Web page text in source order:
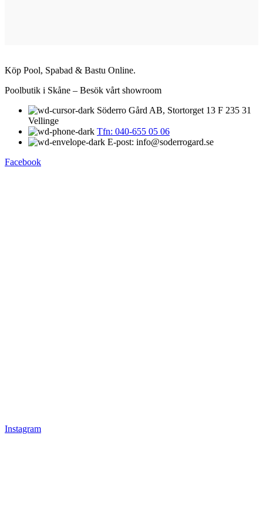
Köp Pool, Spabad & Bastu Online.
Poolbutik i Skåne – Besök vårt showroom
Söderro Gård AB, Stortorget 13 F 235 31
Vellinge
Tfn: 040-655 05 06
E-post: info@soderrogard.se
Facebook
Instagram